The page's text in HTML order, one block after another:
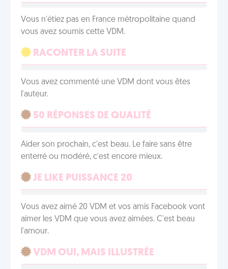
Vous n'étiez pas en France métropolitaine quand
vous avez soumis cette VDM.
RACONTER LA SUITE
Vous avez commenté une VDM dont vous êtes
l'auteur.
50 RÉPONSES DE QUALITÉ
Aider son prochain, c'est beau. Le faire sans être
enterré ou modéré, c'est encore mieux.
JE LIKE PUISSANCE 20
Vous avez aimé 20 VDM et vos amis Facebook vont
aimer les VDM que vous avez aimées. C'est beau
l'amour.
VDM OUI, MAIS ILLUSTRÉE